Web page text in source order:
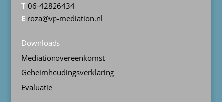
T 06-42826434
E roza@vp-mediation.nl
Downloads
Mediationovereenkomst
Geheimhoudingsverklaring
Evaluatie